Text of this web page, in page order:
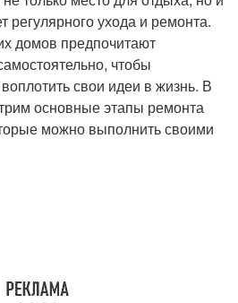
регулярного ухода и ремонта.
домов предпочитают
чтобы
свои идеи в жизнь. В
основные этапы ремонта
можно выполнить своими